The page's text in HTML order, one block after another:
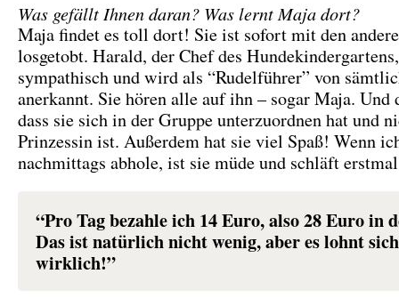
Was gefällt Ihnen daran? Was lernt Maja dort?
Maja findet es toll dort! Sie ist sofort mit den
losgetobt. Harald, der Chef des
sympathisch und wird als “Rudelführer” von
anerkannt. Sie hören alle auf ihn – sogar Maja.
dass sie sich in der Gruppe unterzuordnen hat und
Prinzessin ist. Außerdem hat sie viel Spaß! Wenn
nachmittags abhole, ist sie müde und schläft
“Pro Tag bezahle ich 14 Euro, also 28 Euro in
Das ist natürlich nicht wenig, aber es lohnt sich
wirklich!”